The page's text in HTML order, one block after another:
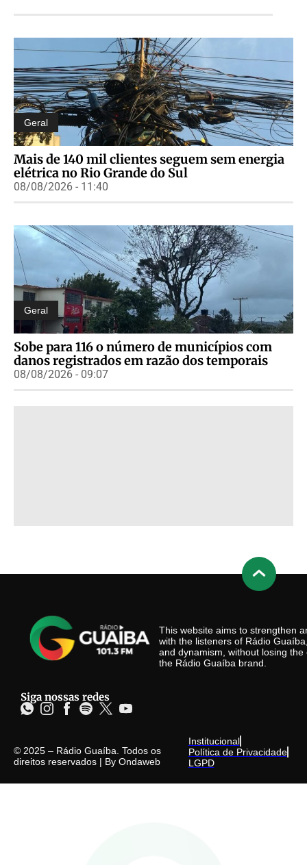
Geral
Mais de 140 mil clientes seguem sem energia
elétrica no Rio Grande do Sul
08/08/2026 - 11:40
Geral
Sobe para 116 o número de municípios com
danos registrados em razão dos temporais
08/08/2026 - 09:07
This website aims to strengthen
with the listeners of Rádio
and dynamism, without losing
the Rádio Guaíba brand.
Siga nossas redes
© 2025 – Rádio Guaíba. Todos os
direitos reservados | By Ondaweb
Institucional
Política de Privacidade
LGPD